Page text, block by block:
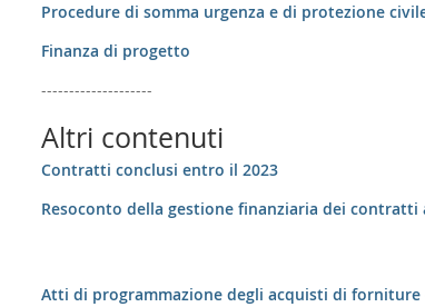
Procedure di somma urgenza e di protezione
Finanza di progetto
--------------------
Altri contenuti
Contratti conclusi entro il 2023
Resoconto della gestione finanziaria dei
Atti di programmazione degli acquisti di forniture